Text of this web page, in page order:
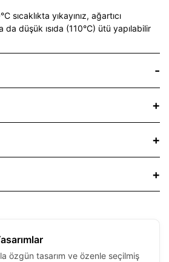
sıcaklıkta yıkayınız, ağartıcı
da düşük ısıda (110°C) ütü yapılabilir
özgün tasarım ve özenle seçilmiş